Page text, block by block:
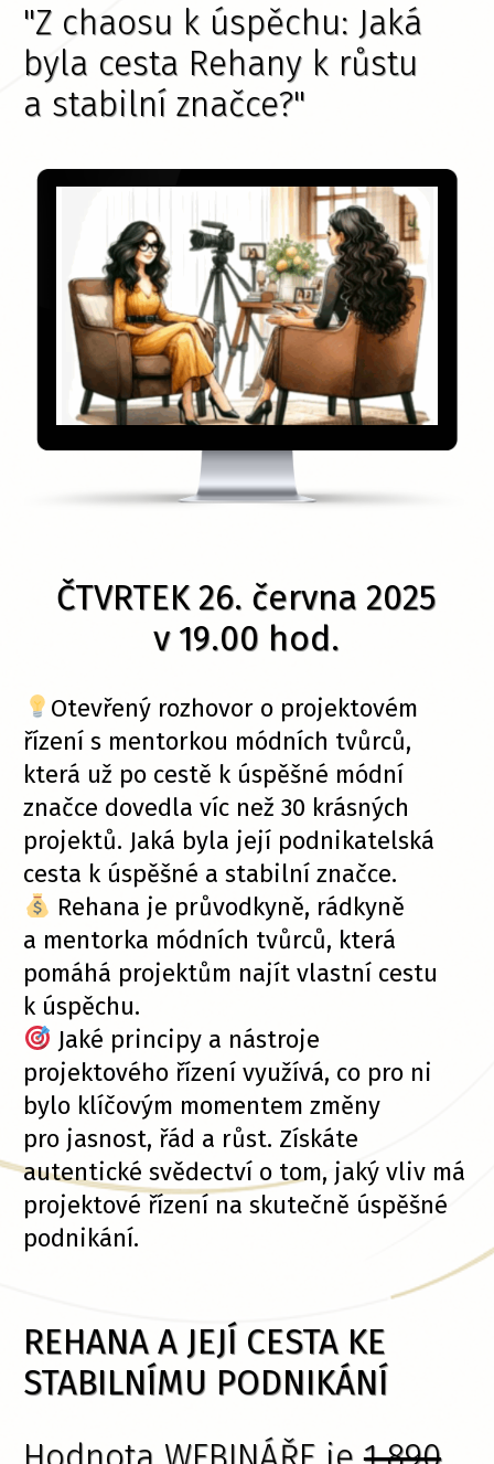
"Z chaosu k úspěchu: Jaká
byla cesta Rehany k růstu
a stabilní značce?"
ČTVRTEK 26. června 2025
v 19.00 hod.
Otevřený rozhovor o projektovém
řízení s mentorkou módních tvůrců,
která už po cestě k úspěšné módní
značce dovedla víc než 30 krásných
projektů. Jaká byla její podnikatelská
cesta k úspěšné a stabilní značce.
Rehana je průvodkyně, rádkyně
a mentorka módních tvůrců, která
pomáhá projektům najít vlastní cestu
k úspěchu.
Jaké principy a nástroje
projektového řízení využívá, co pro ni
bylo klíčovým momentem změny
pro jasnost, řád a růst. Získáte
autentické svědectví o tom, jaký vliv má
projektové řízení na skutečně úspěšné
podnikání.
REHANA A JEJÍ CESTA KE
STABILNÍMU PODNIKÁNÍ